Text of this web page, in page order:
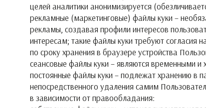
целей аналитики анонимизируется
рекламные (маркетинговые) файлы куки –
рекламы, создавая профили интересов
интересам; такие файлы куки требуют согласия
по сроку хранения в браузере устройства
сеансовые файлы куки – являются временными и
постоянные файлы куки – подлежат хранению в
непосредственного удаления самим
в зависимости от правообладания: